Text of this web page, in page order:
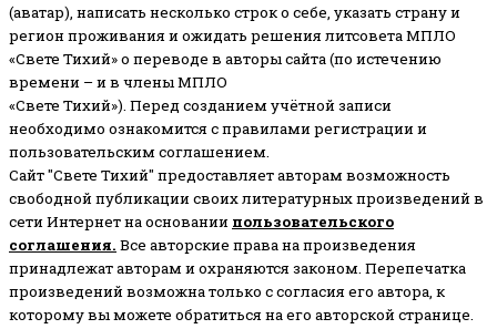
(аватар), написать несколько строк о себе, указать страну и
регион проживания и ожидать решения литсовета МПЛО
«Свете Тихий» о переводе в авторы сайта (по истечению
времени – и в члены МПЛО
«Свете Тихий»). Перед созданием учётной записи
необходимо ознакомится с правилами регистрации и
пользовательским соглашением.
Сайт "Свете Тихий" предоставляет авторам возможность
свободной публикации своих литературных произведений в
сети Интернет на основании пользовательского
соглашения. Все авторские права на произведения
принадлежат авторам и охраняются законом. Перепечатка
произведений возможна только с согласия его автора, к
которому вы можете обратиться на его авторской странице.